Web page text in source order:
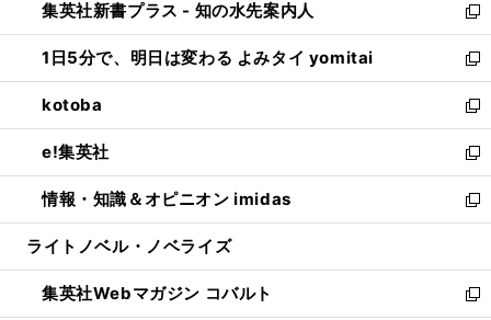
く
ド
ウ
で
開
く
ィ
ン
ド
ウ
で
開
く
い
ウ
ィ
ン
ド
ウ
で
開
く
集英社新書プラス - 知の水先案内人
新
し
い
ウ
ィ
ン
ド
ウ
で
開
1日5分で、明日は変わる よみタイ yomitai
新
し
い
ウ
ィ
ン
ド
ウ
開
く
kotoba
新
し
い
ウ
ィ
ン
ウ
で
e!集英社
新
し
い
ウ
ン
ド
情報・知識＆オピニオン imidas
新
し
ウ
ィ
ライトノベル・ノベライズ
集英社Webマガジン コバルト
新